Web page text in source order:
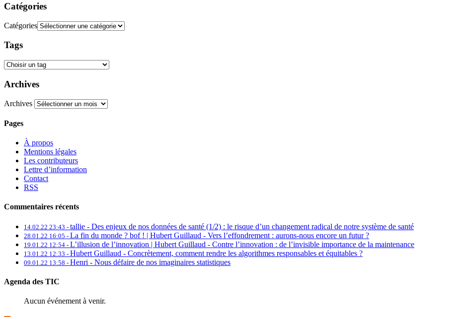
Catégories
Catégories
Tags
Archives
Archives
Pages
À propos
Mentions légales
Les contributeurs
Lettre d’information
Contact
RSS
Commentaires récents
14.02.22 23:43 - tallie - Des enjeux de nos données de santé (1/2) : le risque d’un changement radical de notre système de santé
28.01.22 16:05 - La fin du monde ? bof ! | Hubert Guillaud - Vers l’effondrement : aurons-nous encore un futur ?
19.01.22 12:54 - L’illusion de l’innovation | Hubert Guillaud - Contre l’innovation : de l’invisible importance de la maintenance
13.01.22 12:33 - Hubert Guillaud - Concrètement, comment rendre les algorithmes responsables et équitables ?
09.01.22 13:58 - Henri - Nous défaire de nos imaginaires statistiques
Agenda des TIC
Aucun événement à venir.